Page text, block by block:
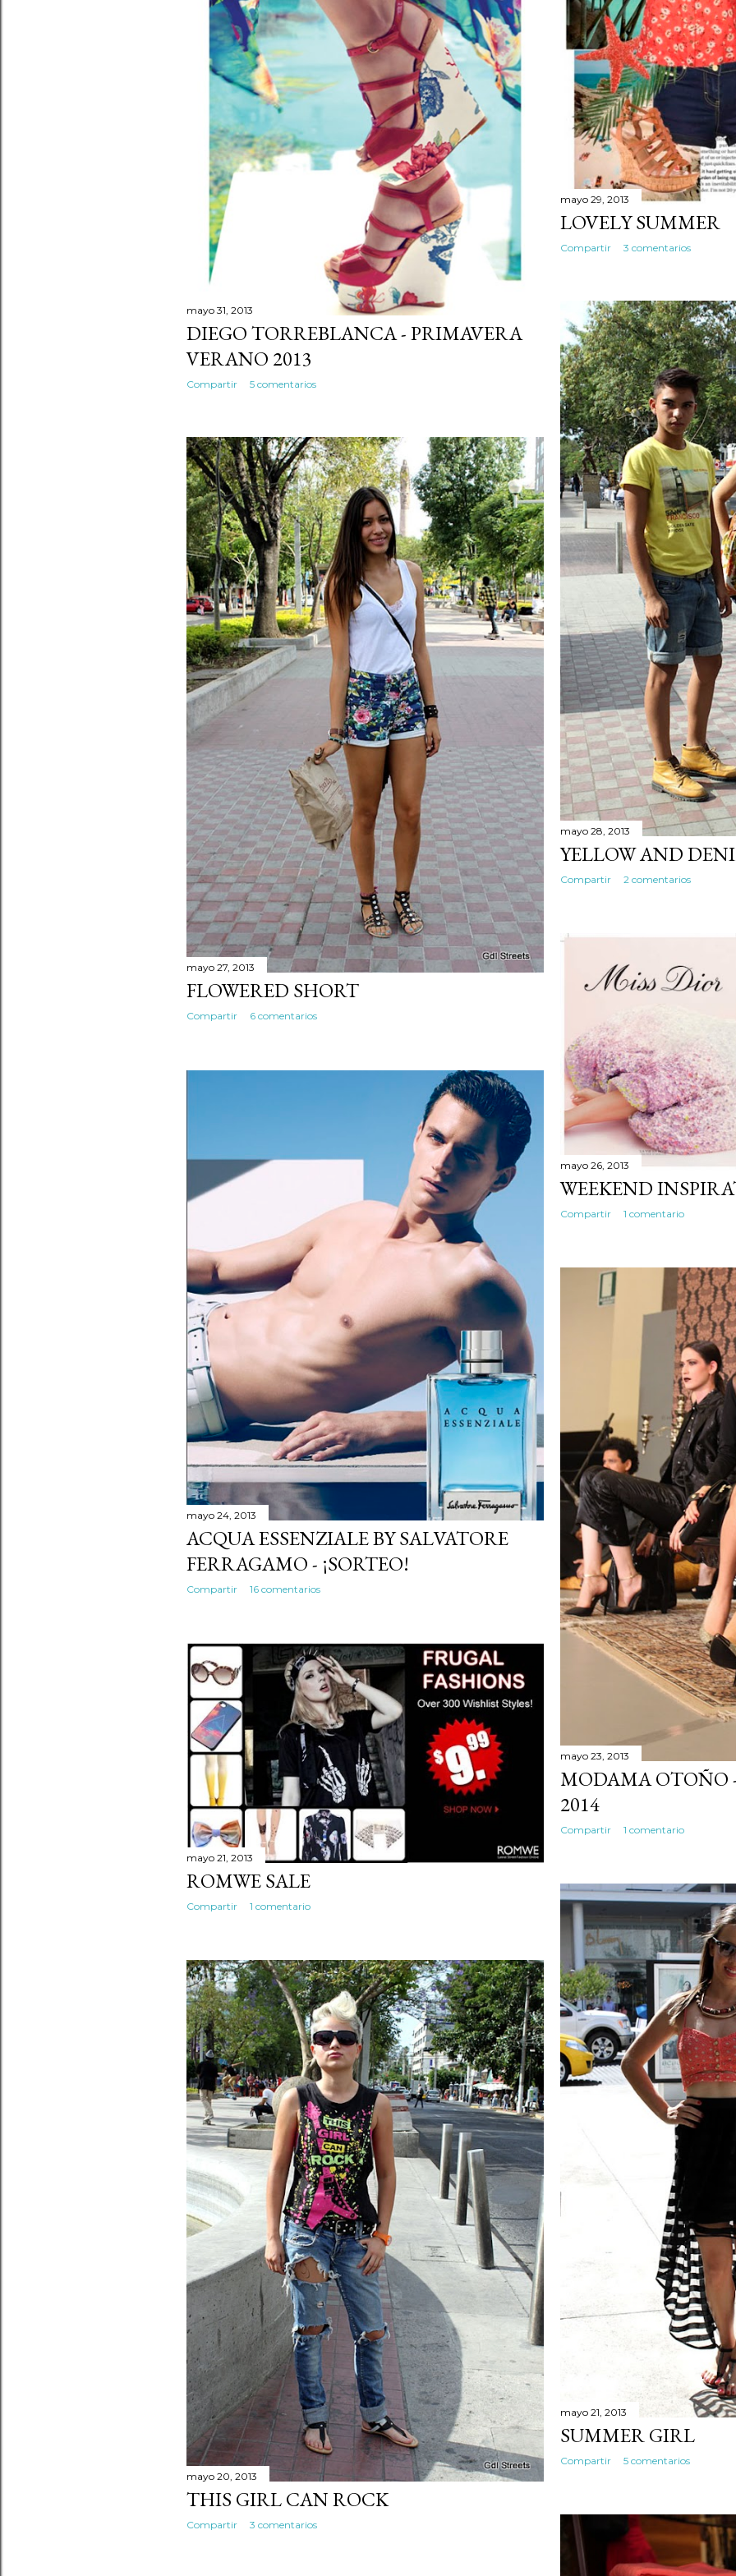
mayo 31, 2013
DIEGO TORREBLANCA - PRIMAVERA
VERANO 2013
Compartir 5 comentarios
mayo 29, 2013
LOVELY SUMMER
Compartir 3 comentarios
mayo 28, 2013
YELLOW AND
Compartir 2 comentarios
mayo 27, 2013
FLOWERED SHORT
Compartir 6 comentarios
mayo 26, 2013
WEEKEND
Compartir 1 comentario
mayo 24, 2013
ACQUA ESSENZIALE BY SALVATORE
FERRAGAMO - ¡SORTEO!
Compartir 16 comentarios
mayo 23, 2013
MODAMA OTOÑO
2014
Compartir 1 comentario
mayo 21, 2013
ROMWE SALE
Compartir 1 comentario
mayo 21, 2013
SUMMER GIRL
Compartir
5 comentarios
mayo 20, 2013
THIS GIRL CAN ROCK
Compartir 3 comentarios